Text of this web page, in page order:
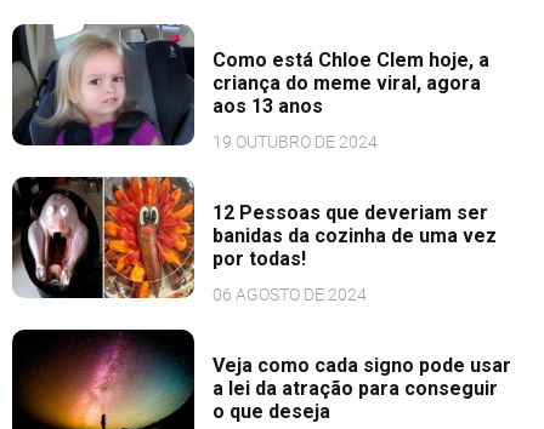
Como está Chloe Clem hoje, a
criança do meme viral, agora
aos 13 anos
19 OUTUBRO DE 2024
12 Pessoas que deveriam ser
banidas da cozinha de uma vez
por todas!
06 AGOSTO DE 2024
Veja como cada signo pode usar
a lei da atração para conseguir
o que deseja